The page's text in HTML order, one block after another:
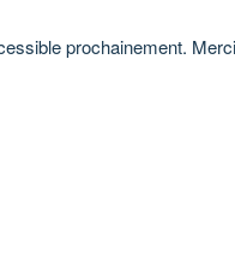
prochainement.